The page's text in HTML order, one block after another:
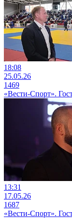
18:08
25.05.26
1469
«Вести-Спорт».
13:31
17.05.26
1687
«Вести-Спорт».